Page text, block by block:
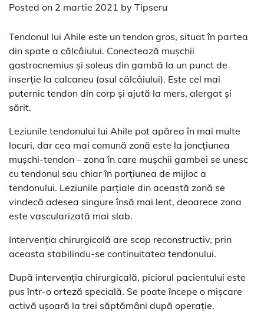
Posted on 2 martie 2021 by Tipseru
Tendonul lui Ahile este un tendon gros, situat în partea
din spate a călcâiului. Conectează mușchii
gastrocnemius și soleus din gambă la un punct de
inserție la calcaneu (osul călcâiului). Este cel mai
puternic tendon din corp și ajută la mers, alergat și
sărit.
Leziunile tendonului lui Ahile pot apărea în mai multe
locuri, dar cea mai comună zonă este la joncțiunea
mușchi-tendon – zona în care mușchii gambei se unesc
cu tendonul sau chiar în porțiunea de mijloc a
tendonului. Leziunile parțiale din această zonă se
vindecă adesea singure însă mai lent, deoarece zona
este vascularizată mai slab.
Intervenția chirurgicală are scop reconstructiv, prin
aceasta stabilindu-se continuitatea tendonului.
După intervenția chirurgicală, piciorul pacientului este
pus într-o orteză specială. Se poate începe o mișcare
activă ușoară la trei săptămâni după operație.